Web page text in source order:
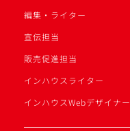
編集・ライター
宣伝担当
販売促進担当
インハウスライター
インハウスWebデザイナー